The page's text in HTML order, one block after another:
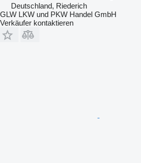
Deutschland, Riederich
GLW LKW und PKW Handel GmbH
Verkäufer kontaktieren